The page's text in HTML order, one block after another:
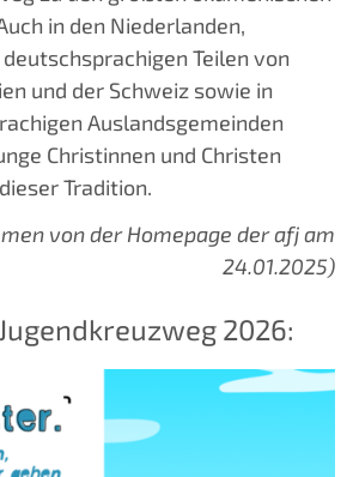
in den Niederlanden,
Teilen von
und der Schweiz sowie in
Auslandsgemeinden
Christinnen und Christen
Tradition.
von der Homepage der afj am
24.01.2025)
2026: